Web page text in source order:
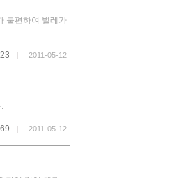
불편하여 벌레가
| 2011-05-12
| 2011-05-12